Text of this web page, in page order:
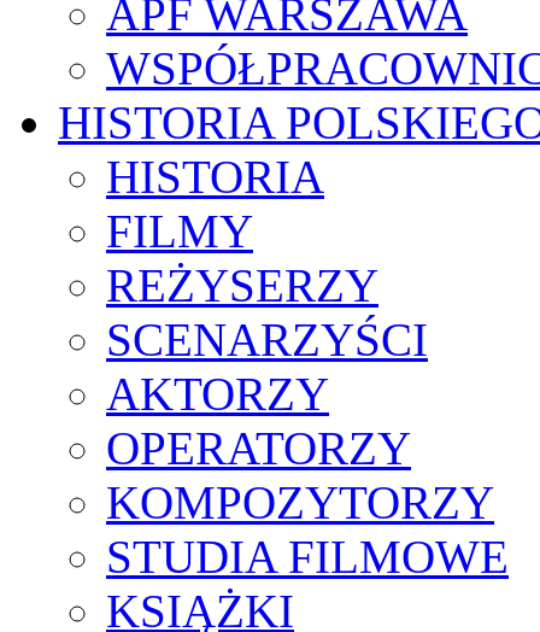
APF WARSZAWA
HISTORIA
HISTORIA
FILMY
REŻYSERZY
SCENARZYŚCI
AKTORZY
OPERATORZY
KOMPOZYTORZY
STUDIA FILMOWE
KSIĄŻKI